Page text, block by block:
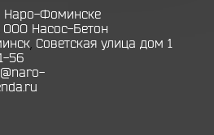
Наро-Фоминске
ООО Насос-Бетон
Советская улица дом 1
56